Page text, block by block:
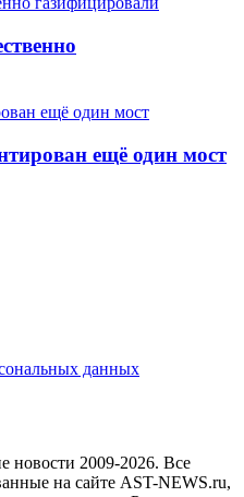
ещё один мост
данных
новости 2009-2026. Все
на сайте AST-NEWS.ru,